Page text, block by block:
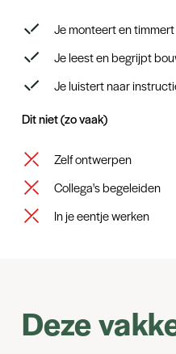
Je monteert en timmert
Je leest en begrijpt
Je luistert naar
Dit niet (zo vaak)
Zelf ontwerpen
Collega's begeleiden
In je eentje werken
Deze